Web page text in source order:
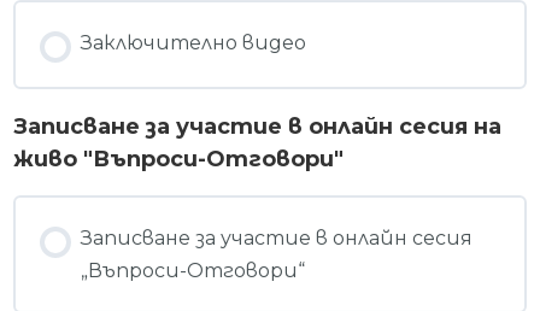
Заключително видео
Записване за участие в онлайн сесия на
живо "Въпроси-Отговори"
Записване за участие в онлайн сесия
„Въпроси-Отговори“